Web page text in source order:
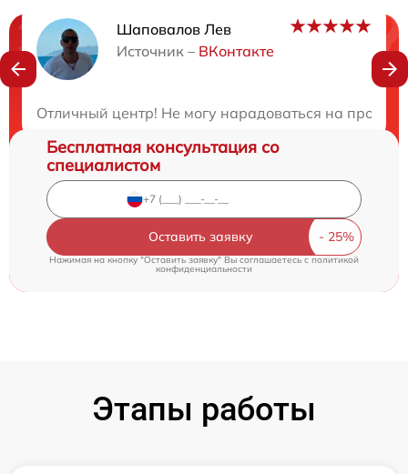
Шаповалов Лев
Источник – ВКонтакте
Отличный центр! Не могу нарадоваться на
Нужна консультация?
Бесплатная консультация со
специалистом
Оставить заявку
Нажимая на кнопку "Оставить заявку" Вы соглашаетесь cполитикой
конфиденциальности
Этапы работы